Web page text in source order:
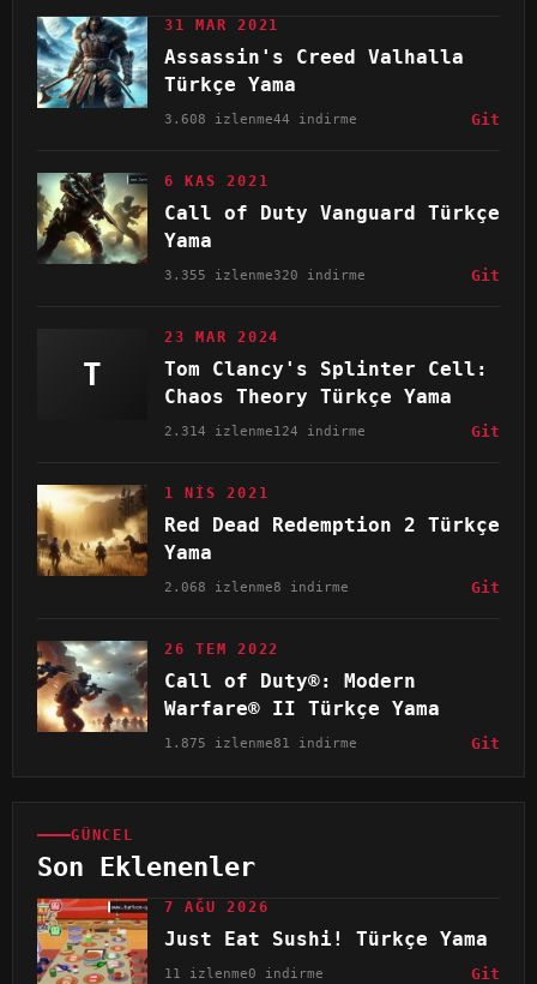
31 MAR 2021
Assassin's Creed Valhalla
Türkçe Yama
3.608 izlenme44 indirme Git
6 KAS 2021
Call of Duty Vanguard Türkçe
Yama
3.355 izlenme320 indirme Git
T
23 MAR 2024
Tom Clancy's Splinter Cell:
Chaos Theory Türkçe Yama
2.314 izlenme124 indirme Git
1 NIS 2021
Red Dead Redemption 2 Türkçe
Yama
2.068 izlenme8 indirme Git
26 TEM 2022
Call of Duty®: Modern
Warfare® II Türkçe Yama
1.875 izlenme81 indirme Git
GÜNCEL
Son Eklenenler
7 AĞU 2026
Just Eat Sushi! Türkçe Yama
11 izlenme0 indirme Git